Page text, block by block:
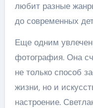
любит разные
до современных
Еще одним
фотография. Она
не только способ
жизни, но и
настроение.